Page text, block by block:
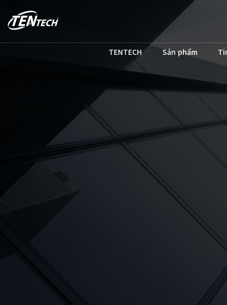
TENTECH Sản phẩm